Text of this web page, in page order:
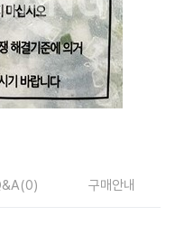
(0) 구매안내